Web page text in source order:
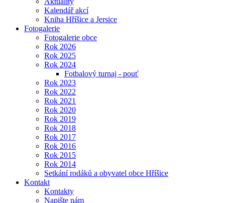
Kalendář akcí
Kniha Hříšice a Jersice
Fotogalerie
Fotogalerie obce
Rok 2026
Rok 2025
Rok 2024
Fotbalový turnaj - pouť
Rok 2023
Rok 2022
Rok 2021
Rok 2020
Rok 2019
Rok 2018
Rok 2017
Rok 2016
Rok 2015
Rok 2014
Setkání rodáků a obyvatel obce Hříšice
Kontakt
Kontakty
Napište nám